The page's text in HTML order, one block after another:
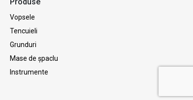
Vopsele
Tencuieli
Grunduri
Mase de șpaclu
Instrumente